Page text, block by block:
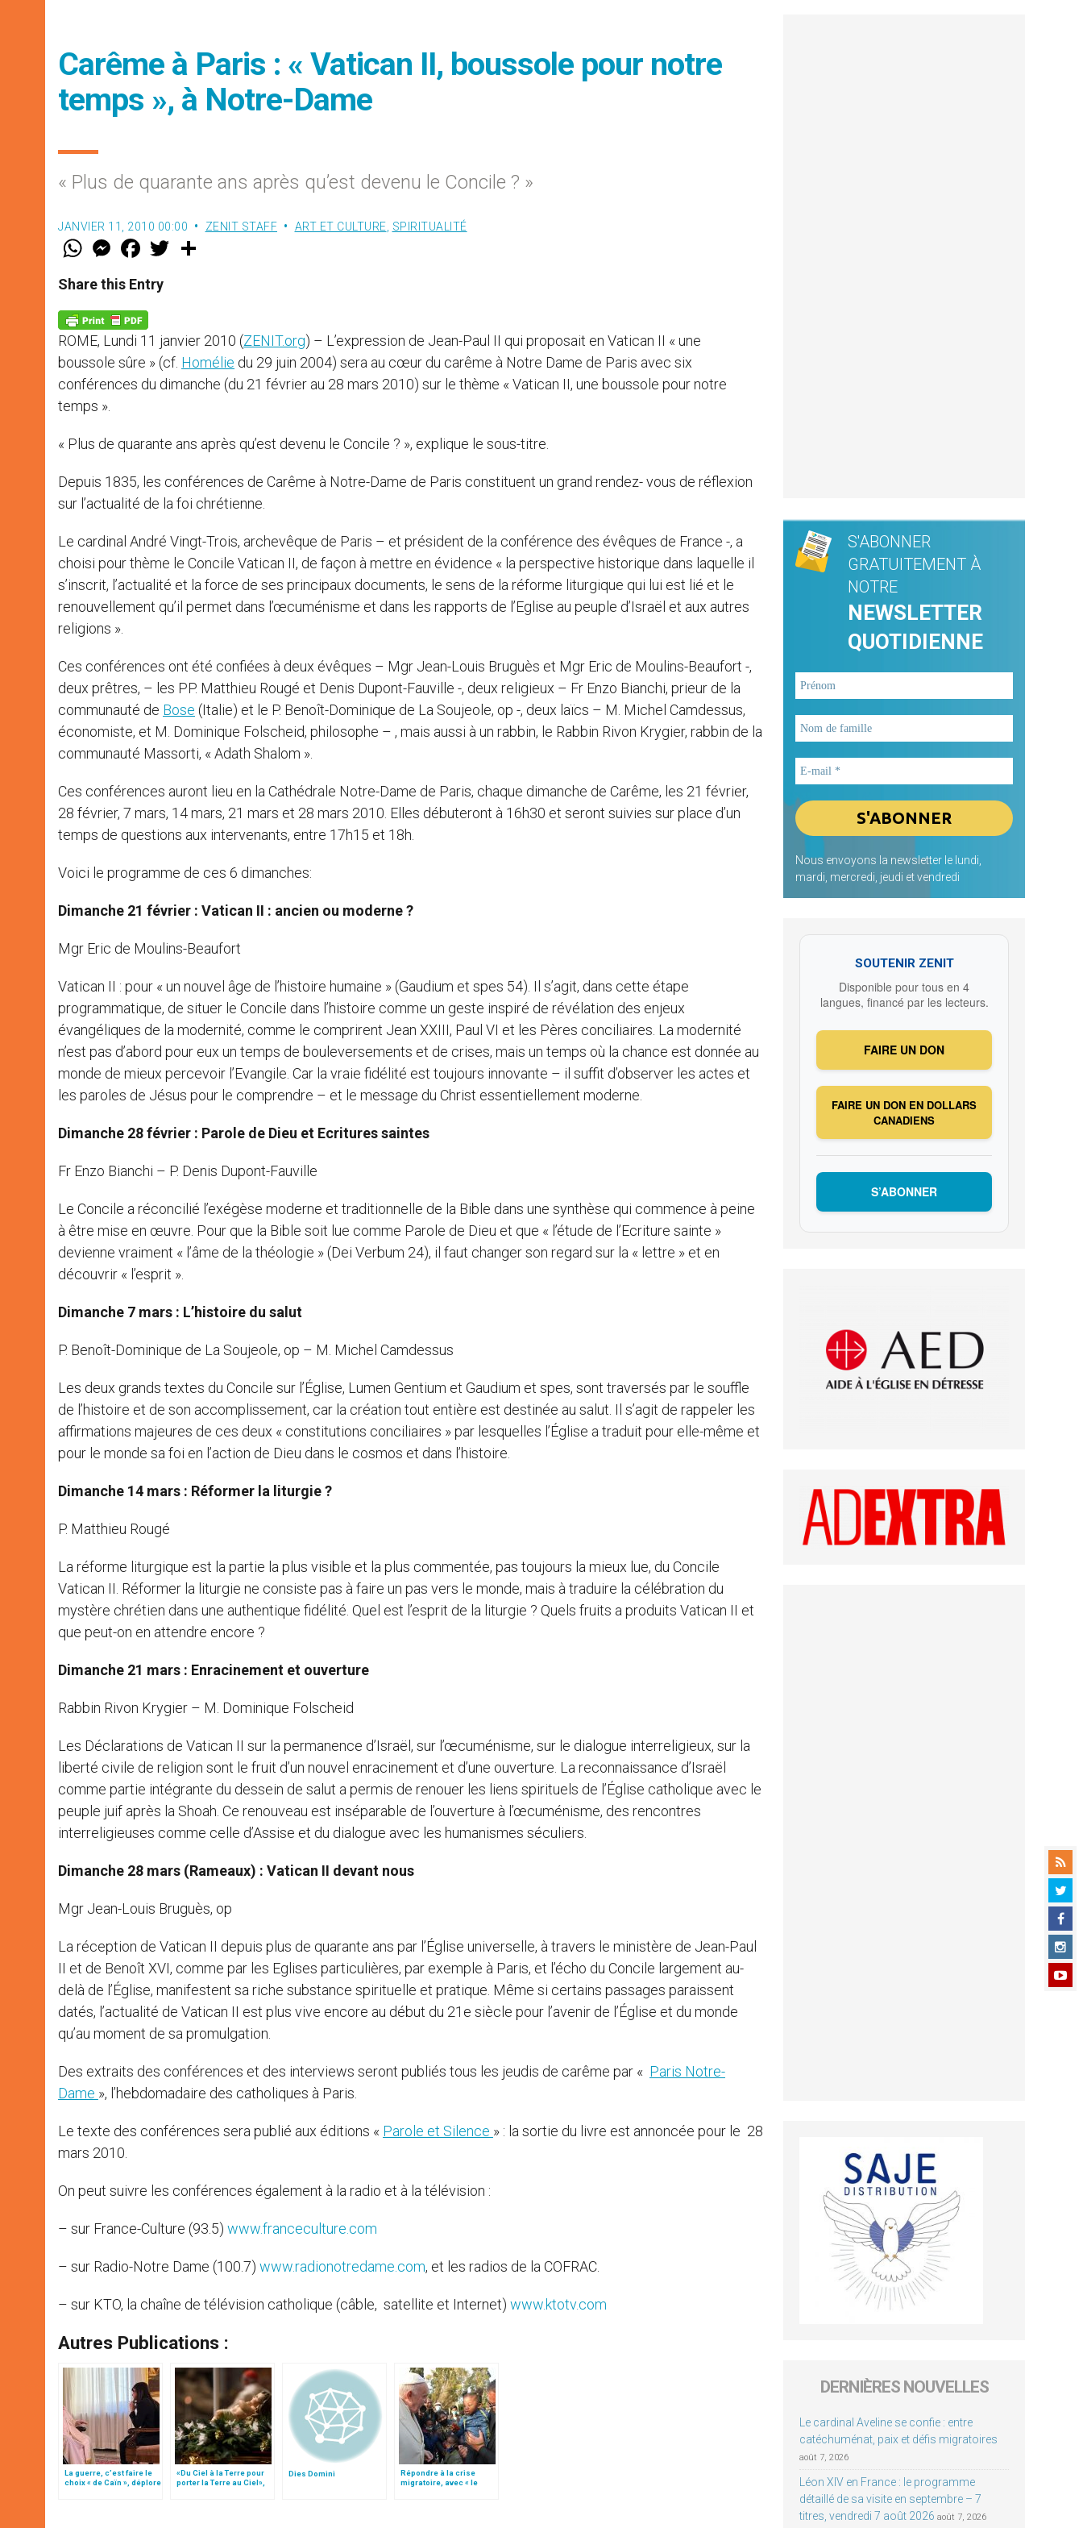
Carême à Paris : « Vatican II, boussole pour notre
temps », à Notre-Dame
« Plus de quarante ans après qu’est devenu le Concile ? »
JANVIER 11, 2010 00:00 ZENIT STAFF ART ET CULTURE SPIRITUALITÉ
W
t
s
p
p
M
e
s
e
g
e
r
F
a
e
b
k
w
Share this Entry
ROME, Lundi 11 janvier 2010 (ZENIT.org) – L’expression de Jean-Paul II qui proposait en Vatican II « une
boussole sûre » (cf. Homélie du 29 juin 2004) sera au cœur du carême à Notre Dame de Paris avec six
conférences du dimanche (du 21 février au 28 mars 2010) sur le thème « Vatican II, une boussole pour notre
temps ».
« Plus de quarante ans après qu’est devenu le Concile ? », explique le sous-titre.
Depuis 1835, les conférences de Carême à Notre-Dame de Paris constituent un grand rendez- vous de réflexion
sur l’actualité de la foi chrétienne.
Le cardinal André Vingt-Trois, archevêque de Paris – et président de la conférence des évêques de France -, a
choisi pour thème le Concile Vatican II, de façon à mettre en évidence « la perspective historique dans laquelle il
s’inscrit, l’actualité et la force de ses principaux documents, le sens de la réforme liturgique qui lui est lié et le
renouvellement qu’il permet dans l’œcuménisme et dans les rapports de l’Eglise au peuple d’Israël et aux autres
religions ».
Ces conférences ont été confiées à deux évêques – Mgr Jean-Louis Bruguès et Mgr Eric de Moulins-Beaufort -,
deux prêtres, – les PP. Matthieu Rougé et Denis Dupont-Fauville -, deux religieux – Fr Enzo Bianchi, prieur de la
communauté de Bose (Italie) et le P. Benoît-Dominique de La Soujeole, op -, deux laïcs – M. Michel Camdessus,
économiste, et M. Dominique Folscheid, philosophe – , mais aussi à un rabbin, le Rabbin Rivon Krygier, rabbin de la
communauté Massorti, « Adath Shalom ».
Ces conférences auront lieu en la Cathédrale Notre-Dame de Paris, chaque dimanche de Carême, les 21 février,
28 février, 7 mars, 14 mars, 21 mars et 28 mars 2010. Elles débuteront à 16h30 et seront suivies sur place d’un
temps de questions aux intervenants, entre 17h15 et 18h.
Voici le programme de ces 6 dimanches:
Dimanche 21 février : Vatican II : ancien ou moderne ?
Mgr Eric de Moulins-Beaufort
Vatican II : pour « un nouvel âge de l’histoire humaine » (Gaudium et spes 54). Il s’agit, dans cette étape
programmatique, de situer le Concile dans l’histoire comme un geste inspiré de révélation des enjeux
évangéliques de la modernité, comme le comprirent Jean XXIII, Paul VI et les Pères conciliaires. La modernité
n’est pas d’abord pour eux un temps de bouleversements et de crises, mais un temps où la chance est donnée au
monde de mieux percevoir l’Evangile. Car la vraie fidélité est toujours innovante – il suffit d’observer les actes et
les paroles de Jésus pour le comprendre – et le message du Christ essentiellement moderne.
Dimanche 28 février : Parole de Dieu et Ecritures saintes
Fr Enzo Bianchi – P. Denis Dupont-Fauville
Le Concile a réconcilié l’exégèse moderne et traditionnelle de la Bible dans une synthèse qui commence à peine
à être mise en œuvre. Pour que la Bible soit lue comme Parole de Dieu et que « l’étude de l’Ecriture sainte »
devienne vraiment « l’âme de la théologie » (Dei Verbum 24), il faut changer son regard sur la « lettre » et en
découvrir « l’esprit ».
Dimanche 7 mars : L’histoire du salut
P. Benoît-Dominique de La Soujeole, op – M. Michel Camdessus
Les deux grands textes du Concile sur l’Église, Lumen Gentium et Gaudium et spes, sont traversés par le souffle
de l’histoire et de son accomplissement, car la création tout entière est destinée au salut. Il s’agit de rappeler les
affirmations majeures de ces deux « constitutions conciliaires » par lesquelles l’Église a traduit pour elle-même et
pour le monde sa foi en l’action de Dieu dans le cosmos et dans l’histoire.
Dimanche 14 mars : Réformer la liturgie ?
P. Matthieu Rougé
La réforme liturgique est la partie la plus visible et la plus commentée, pas toujours la mieux lue, du Concile
Vatican II. Réformer la liturgie ne consiste pas à faire un pas vers le monde, mais à traduire la célébration du
mystère chrétien dans une authentique fidélité. Quel est l’esprit de la liturgie ? Quels fruits a produits Vatican II et
que peut-on en attendre encore ?
Dimanche 21 mars : Enracinement et ouverture
Rabbin Rivon Krygier – M. Dominique Folscheid
Les Déclarations de Vatican II sur la permanence d’Israël, sur l’œcuménisme, sur le dialogue interreligieux, sur la
liberté civile de religion sont le fruit d’un nouvel enracinement et d’une ouverture. La reconnaissance d’Israël
comme partie intégrante du dessein de salut a permis de renouer les liens spirituels de l’Église catholique avec le
peuple juif après la Shoah. Ce renouveau est inséparable de l’ouverture à l’œcuménisme, des rencontres
interreligieuses comme celle d’Assise et du dialogue avec les humanismes séculiers.
Dimanche 28 mars (Rameaux) : Vatican II devant nous
Mgr Jean-Louis Bruguès, op
La réception de Vatican II depuis plus de quarante ans par l’Église universelle, à travers le ministère de Jean-Paul
II et de Benoît XVI, comme par les Eglises particulières, par exemple à Paris, et l’écho du Concile largement au-
delà de l’Église, manifestent sa riche substance spirituelle et pratique. Même si certains passages paraissent
datés, l’actualité de Vatican II est plus vive encore au début du 21e siècle pour l’avenir de l’Église et du monde
qu’au moment de sa promulgation.
Des extraits des conférences et des interviews seront publiés tous les jeudis de carême par « Paris Notre-
Dame », l’hebdomadaire des catholiques à Paris.
Le texte des conférences sera publié aux éditions « Parole et Silence » : la sortie du livre est annoncée pour le 28
mars 2010.
On peut suivre les conférences également à la radio et à la télévision :
– sur France-Culture (93.5) www.franceculture.com
– sur Radio-Notre Dame (100.7) www.radionotredame.com, et les radios de la COFRAC.
– sur KTO, la chaîne de télévision catholique (câble, satellite et Internet) www.ktotv.com
Autres Publications :
La guerre, c’est faire le
choix « de Caïn », déplore
«Du Ciel à la Terre pour
porter la Terre au Ciel»,
Dies Domini
Répondre à la crise
migratoire, avec « le
S'ABONNER
GRATUITEMENT À
NOTRE
NEWSLETTER
QUOTIDIENNE
Nous envoyons la newsletter le lundi,
mardi, mercredi, jeudi et vendredi
SOUTENIR ZENIT
Disponible pour tous en 4
langues, financé par les lecteurs.
FAIRE UN DON
FAIRE UN DON EN DOLLARS
CANADIENS
S’ABONNER
DERNIÈRES NOUVELLES
Le cardinal Aveline se confie : entre
catéchuménat, paix et défis migratoires
août 7, 2026
Léon XIV en France : le programme
détaillé de sa visite en septembre – 7
titres, vendredi 7 août 2026 août 7, 2026